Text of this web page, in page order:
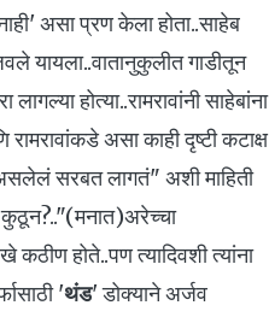
असा प्रण केला होता..साहेब
यायला..वातानुकुलीत गाडीतून
होत्या..रामरावांनी साहेबांना
असा काही दृष्टी कटाक्ष
सरबत लागतं" अशी माहिती
कुठून?.."(मनात)अरेच्चा
होते..पण त्यादिवशी त्यांना
'थंड' डोक्याने अर्जव